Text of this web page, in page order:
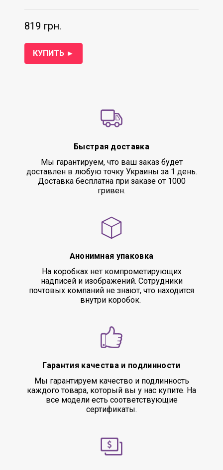
КУПИТЬ ►
819 грн.
Быстрая доставка
Мы гарантируем, что ваш заказ будет
доставлен в любую точку Украины за 1 день.
Доставка бесплатна при заказе от 1000
гривен.
Анонимная упаковка
На коробках нет компрометирующих
надписей и изображений. Сотрудники
почтовых компаний не знают, что находится
внутри коробок.
Гарантия качества и подлинности
Мы гарантируем качество и подлинность
каждого товара, который вы у нас купите. На
все модели есть соответствующие
сертификаты.